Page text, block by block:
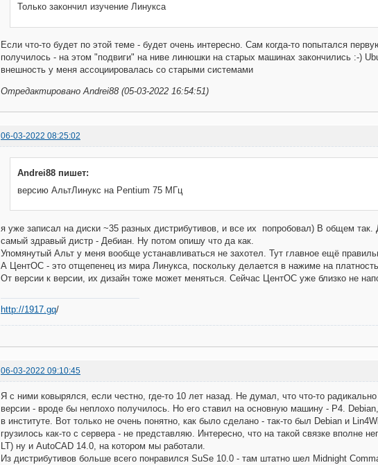
Только закончил изучение Линукса
Если что-то будет по этой теме - будет очень интересно. Сам когда-то попытался
получилось - на этом "подвиги" на ниве линюшки на старых машинах закончились :-)
внешность у меня ассоциировалась со старыми системами
Отредактировано Andrei88 (05-03-2022 16:54:51)
06-03-2022 08:25:02
Andrei88 пишет:
версию АльтЛинукс на Pentium 75 МГц
я уже записал на диски ~35 разных дистрибутивов, и все их попробовал) В общем
самый здравый дистр - Дебиан. Ну потом опишу что да как.
Упомянутый Альт у меня вообще устанавливаться не захотел. Тут главное ещё
А ЦентОС - это отщепенец из мира Линукса, поскольку делается в нажиме на
От версии к версии, их дизайн тоже может меняться. Сейчас ЦентОС уже близко не
http://1917.gq/
06-03-2022 09:10:45
Я с ними ковырялся, если честно, где-то 10 лет назад. Не думал, что что-то
версии - вроде бы неплохо получилось. Но его ставил на основную машину - Р4.
в институте. Вот только не очень понятно, как было сделано - так-то был Debian и
грузилось как-то с сервера - не представляю. Интересно, что на такой связке вполне
LT) ну и AutoCAD 14.0, на котором мы работали.
Из дистрибутивов больше всего понравился SuSe 10.0 - там штатно шел Midnight